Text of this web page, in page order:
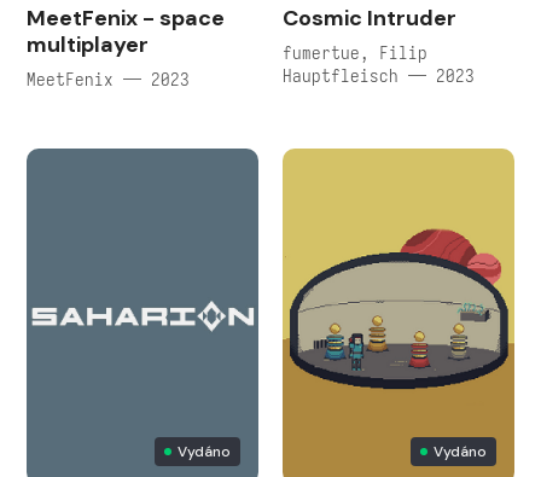
MeetFenix - space
multiplayer
MeetFenix — 2023
Cosmic Intruder
fumertue, Filip
Hauptfleisch — 2023
Vydáno Vydáno